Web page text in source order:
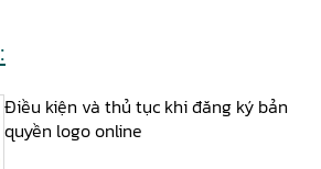
Điều kiện và thủ tục khi đăng ký bản
quyền logo online